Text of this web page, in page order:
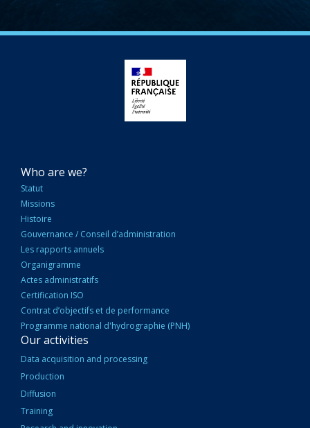
NAVIGATION
PRINCIPALE
Who are we?
Statut
Missions
Histoire
Gouvernance / Conseil d’administration
Les rapports annuels
Organigramme
Actes administratifs
Certification ISO
Contrat d’objectifs et de performance
Programme national d'hydrographie (PNH)
Our activities
Data acquisition and processing
Production
Diffusion
Training